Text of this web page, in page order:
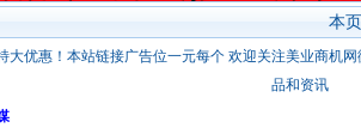
本
大优惠！本站链接广告位一元每个 欢迎关注美业商机
品和资讯